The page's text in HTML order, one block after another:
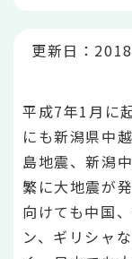
更新日：
平成7年1月に
にも新潟県中
島地震、新潟
繁に大地震が
向けても中国
ン、ギリシャ